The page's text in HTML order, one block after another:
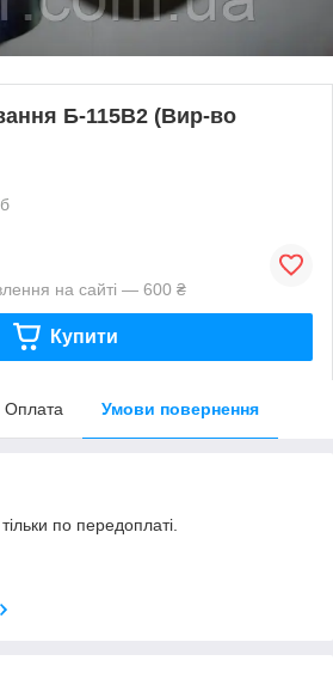
Б-115В2 (Вир-во
на сайті — 600 ₴
Купити
Оплата Умови повернення
по передоплаті.